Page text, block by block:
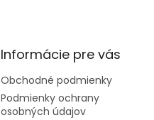
Informácie pre vás
Obchodné podmienky
Podmienky ochrany
osobných údajov